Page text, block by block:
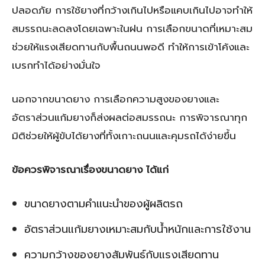
ปลอดภัย การใช้ยางที่กว้างเกินไปหรือแคบเกินไปอาจทำให้
สมรรถนะลดลงโดยเฉพาะในฝน การเลือกขนาดที่เหมาะสม
ช่วยให้แรงเสียดทานกับพื้นถนนพอดี ทำให้การเข้าโค้งและ
เบรกทำได้อย่างมั่นใจ
นอกจากขนาดยาง การเลือกความสูงของยางและ
อัตราส่วนแก้มยางก็ส่งผลต่อสมรรถนะ การพิจารณาทุก
มิติช่วยให้ผู้ขับได้ยางที่ทั้งเกาะถนนและคุมรถได้ง่ายขึ้น
ข้อควรพิจารณาเรื่องขนาดยาง ได้แก่
ขนาดยางตามคำแนะนำของผู้ผลิตรถ
อัตราส่วนแก้มยางเหมาะสมกับน้ำหนักและการใช้งาน
ความกว้างของยางสัมพันธ์กับแรงเสียดทาน